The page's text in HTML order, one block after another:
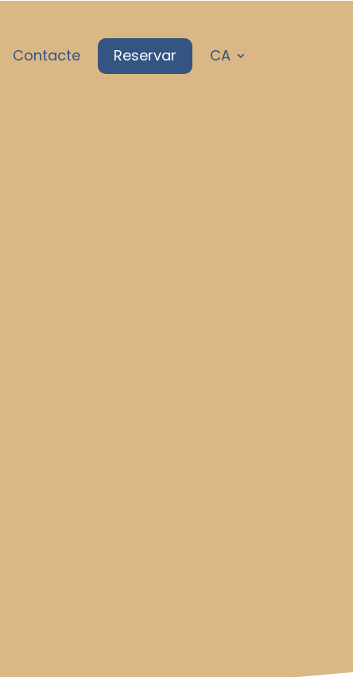
Contacte Reservar CA